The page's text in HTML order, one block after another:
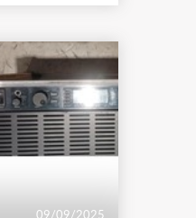
- 2x
2x
UR2 avec
40€ HT) -
UR2